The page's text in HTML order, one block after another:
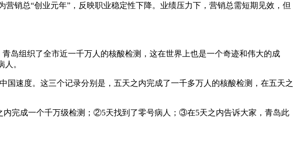
销总“创业元年”，反映职业稳定性下降。业绩压力下，营销总需短期见效，但
岛组织了全市近一千万人的核酸检测，这在世界上也是一个奇迹和伟大的成
。
速度。这三个记录分别是，五天之内完成了一千多万人的核酸检测，在五天之
内完成一个千万级检测；②5天找到了零号病人；③在5天之内告诉大家，青岛此